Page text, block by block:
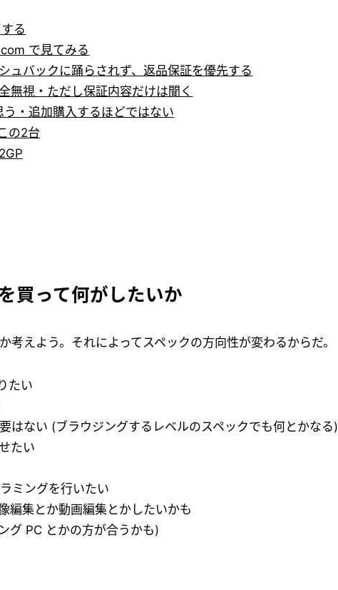
る
で見てみる
ュバックに踊らされず、返品保証を優先する
無視・ただし保証内容だけは聞く
・追加購入するほどではない
の2台
買って何がしたいか
考えよう。それによってスペックの方向性が変わるからだ。
たい
はない (ブラウジングするレベルのスペックでも何とかなる)
たい
ミングを行いたい
編集とか動画編集とかしたいかも
グ PC とかの方が合うかも)